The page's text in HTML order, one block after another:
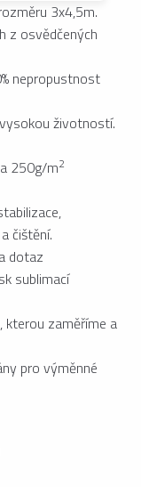
3x4,5m.
z osvědčených
nepropustnost
životností.
250g/m2
čištění.
dotaz
sublimací
kterou zaměříme a
pro výměnné